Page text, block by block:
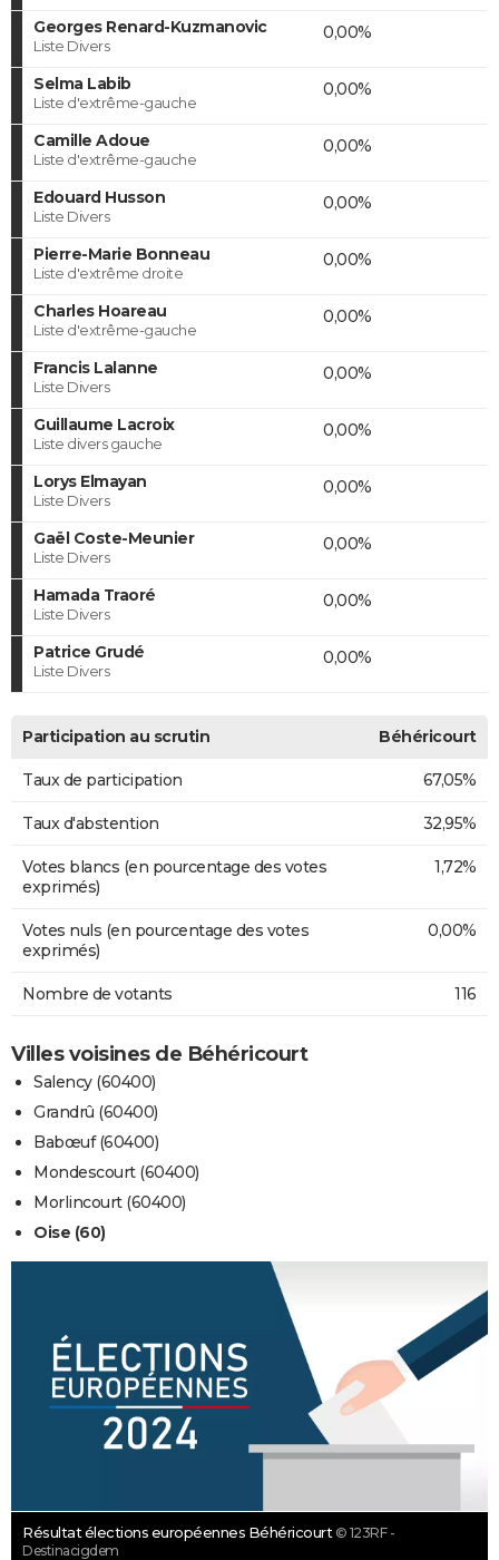
Georges Renard-Kuzmanovic
Liste Divers
0,00%
Selma Labib
Liste d'extrême-gauche
0,00%
Camille Adoue
Liste d'extrême-gauche
0,00%
Edouard Husson
Liste Divers
0,00%
Pierre-Marie Bonneau
Liste d'extrême droite
0,00%
Charles Hoareau
Liste d'extrême-gauche
0,00%
Francis Lalanne
Liste Divers
0,00%
Guillaume Lacroix
Liste divers gauche
0,00%
Lorys Elmayan
Liste Divers
0,00%
Gaël Coste-Meunier
Liste Divers
0,00%
Hamada Traoré
Liste Divers
0,00%
Patrice Grudé
Liste Divers
0,00%
Participation au scrutin Béhéricourt
Taux de participation 67,05%
Taux d'abstention 32,95%
Votes blancs (en pourcentage des votes
exprimés)
1,72%
Votes nuls (en pourcentage des votes
exprimés)
0,00%
Nombre de votants 116
Villes voisines de Béhéricourt
Salency (60400)
Grandrû (60400)
Babœuf (60400)
Mondescourt (60400)
Morlincourt (60400)
Oise (60)
Résultat élections européennes Béhéricourt © 123RF -
Destinacigdem